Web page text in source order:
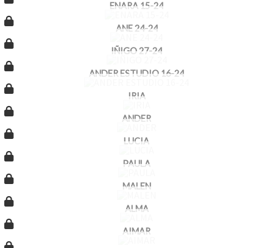
ENARA 15-24
ANE 24-24
IÑIGO 27-24
ANDER ESTUDIO 16-24
IRIA
ANDER
LUCIA
PAULA
MALEN
ALMA
AIMAR